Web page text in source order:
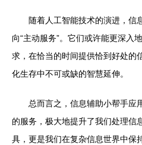
随着人工智能技术的演进，信
向“主动服务”。它们或许能更深入
求，在恰当的时间提供恰到好处的
化生存中不可或缺的智慧延伸。
总而言之，信息辅助小帮手应
的服务，极大地提升了我们处理信
具，更是我们在复杂信息世界中保